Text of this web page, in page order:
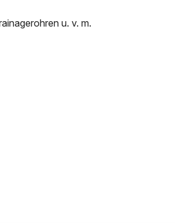
u. v. m.